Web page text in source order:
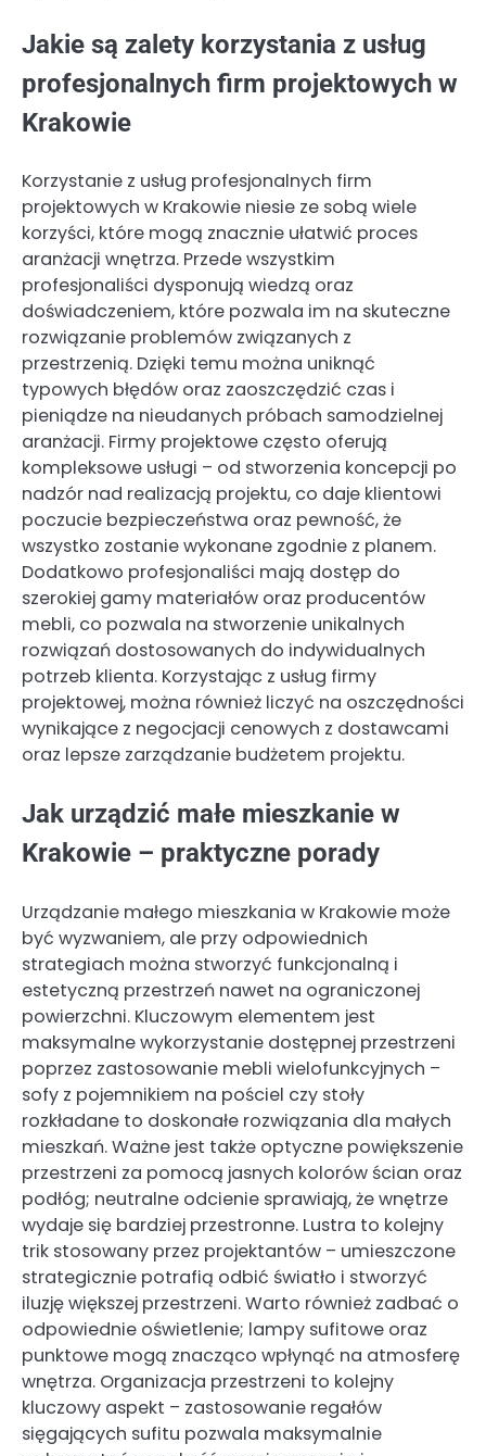
Jakie są zalety korzystania z usług
profesjonalnych firm projektowych w
Krakowie
Korzystanie z usług profesjonalnych firm
projektowych w Krakowie niesie ze sobą wiele
korzyści, które mogą znacznie ułatwić proces
aranżacji wnętrza. Przede wszystkim
profesjonaliści dysponują wiedzą oraz
doświadczeniem, które pozwala im na skuteczne
rozwiązanie problemów związanych z
przestrzenią. Dzięki temu można uniknąć
typowych błędów oraz zaoszczędzić czas i
pieniądze na nieudanych próbach samodzielnej
aranżacji. Firmy projektowe często oferują
kompleksowe usługi – od stworzenia koncepcji po
nadzór nad realizacją projektu, co daje klientowi
poczucie bezpieczeństwa oraz pewność, że
wszystko zostanie wykonane zgodnie z planem.
Dodatkowo profesjonaliści mają dostęp do
szerokiej gamy materiałów oraz producentów
mebli, co pozwala na stworzenie unikalnych
rozwiązań dostosowanych do indywidualnych
potrzeb klienta. Korzystając z usług firmy
projektowej, można również liczyć na oszczędności
wynikające z negocjacji cenowych z dostawcami
oraz lepsze zarządzanie budżetem projektu.
Jak urządzić małe mieszkanie w
Krakowie – praktyczne porady
Urządzanie małego mieszkania w Krakowie może
być wyzwaniem, ale przy odpowiednich
strategiach można stworzyć funkcjonalną i
estetyczną przestrzeń nawet na ograniczonej
powierzchni. Kluczowym elementem jest
maksymalne wykorzystanie dostępnej przestrzeni
poprzez zastosowanie mebli wielofunkcyjnych –
sofy z pojemnikiem na pościel czy stoły
rozkładane to doskonałe rozwiązania dla małych
mieszkań. Ważne jest także optyczne powiększenie
przestrzeni za pomocą jasnych kolorów ścian oraz
podłóg; neutralne odcienie sprawiają, że wnętrze
wydaje się bardziej przestronne. Lustra to kolejny
trik stosowany przez projektantów – umieszczone
strategicznie potrafią odbić światło i stworzyć
iluzję większej przestrzeni. Warto również zadbać o
odpowiednie oświetlenie; lampy sufitowe oraz
punktowe mogą znacząco wpłynąć na atmosferę
wnętrza. Organizacja przestrzeni to kolejny
kluczowy aspekt – zastosowanie regałów
sięgających sufitu pozwala maksymalnie